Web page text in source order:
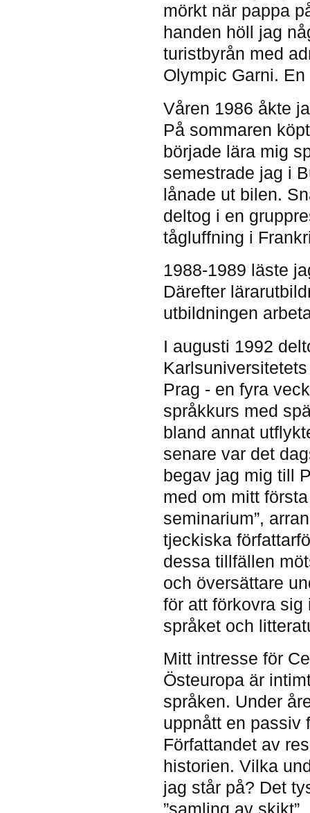
mörkt när pappa
handen höll jag
turistbyrån med
Olympic Garni.
Våren 1986 åkte
På sommaren
började lära mig
semestrade jag i
lånade ut bilen.
deltog i en
tågluffning i
1988-1989 läste
Därefter
utbildningen
I augusti 1992
Karlsuniversitetets
Prag - en fyra
språkkurs med
bland annat
senare var det
begav jag mig till
med om mitt
seminarium”,
tjeckiska
dessa tillfällen
och översättare
för att förkovra sig
språket och
Mitt intresse för
Östeuropa är
språken. Under
uppnått en passiv
Författandet av
historien. Vilka
jag står på? Det
”samling av skikt”.